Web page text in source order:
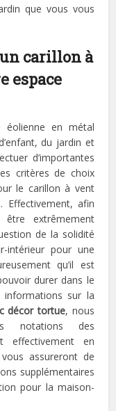
que vous vous
carillon à
espace
éolienne en métal
du jardin et
d’importantes
critères de choix
le carillon à vent
Effectivement, afin
extrêmement
de la solidité
intérieur pour une
qu’il est
durer dans le
informations sur la
décor tortue, nous
notations des
effectivement en
assureront de
supplémentaires
pour la maison-